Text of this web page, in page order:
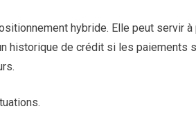
hybride. Elle peut servir
historique de crédit si les paiements